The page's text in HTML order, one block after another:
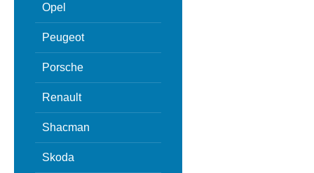
Opel
Peugeot
Porsche
Renault
Shacman
Skoda